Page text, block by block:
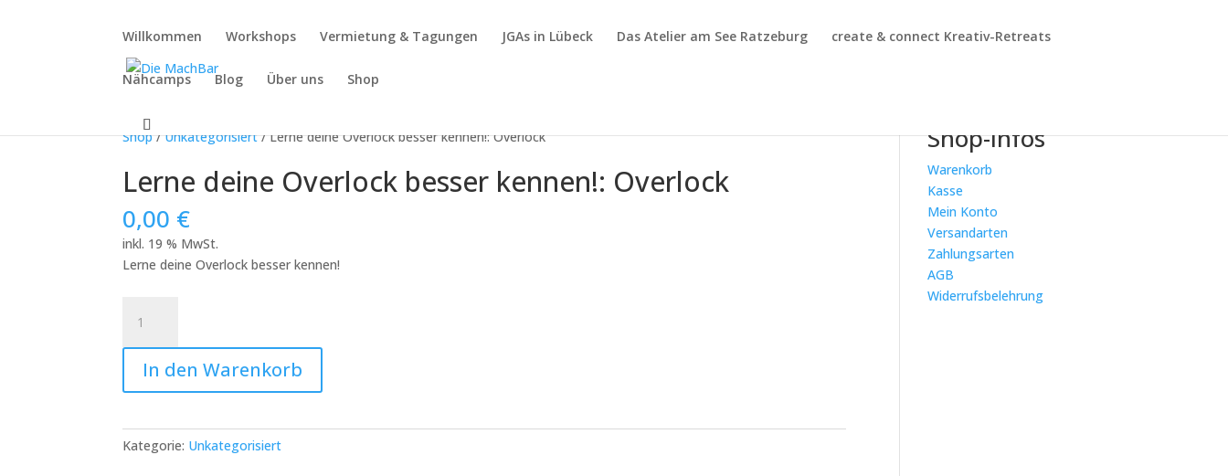
Willkommen Workshops Vermietung & Tagungen JGAs in Lübeck Das Atelier am See Ratzeburg create & connect Kreativ-Retreats
Nähcamps Blog Über uns Shop
Shop/Unkategorisiert/ Lerne deine Overlock besser kennen!: Overlock
Lerne deine Overlock besser kennen!: Overlock
0,00 €
inkl. 19 % MwSt.
Lerne deine Overlock besser kennen!
deine
Overlock
besser
kennen!:
Menge
In den Warenkorb
Kategorie: Unkategorisiert
Shop-Infos
Warenkorb
Kasse
Mein Konto
Versandarten
Zahlungsarten
AGB
Widerrufsbelehrung